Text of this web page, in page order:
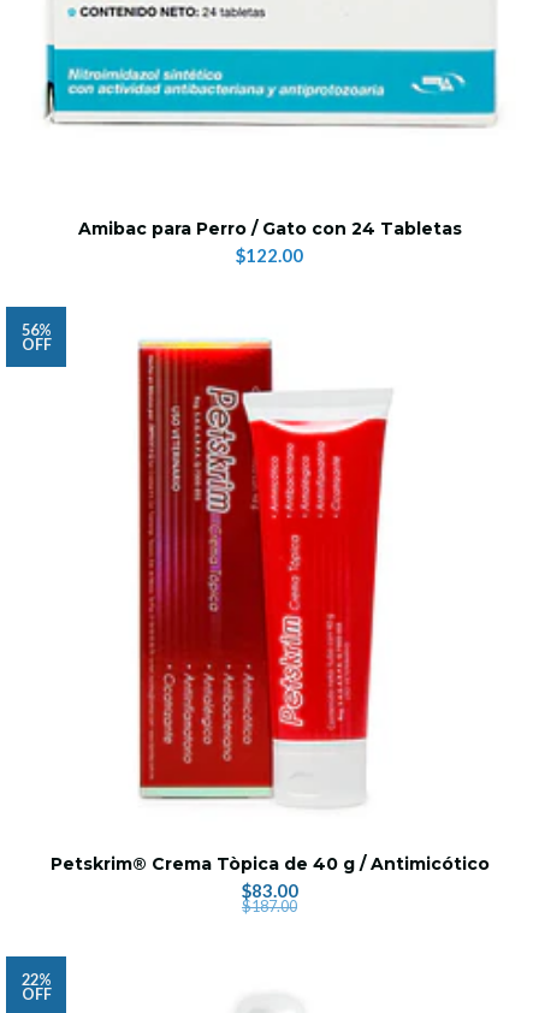
Amibac para Perro / Gato con 24 Tabletas
$122.00
56%
OFF
Petskrim® Crema Tòpica de 40 g / Antimicótico
$83.00
$187.00
22%
OFF